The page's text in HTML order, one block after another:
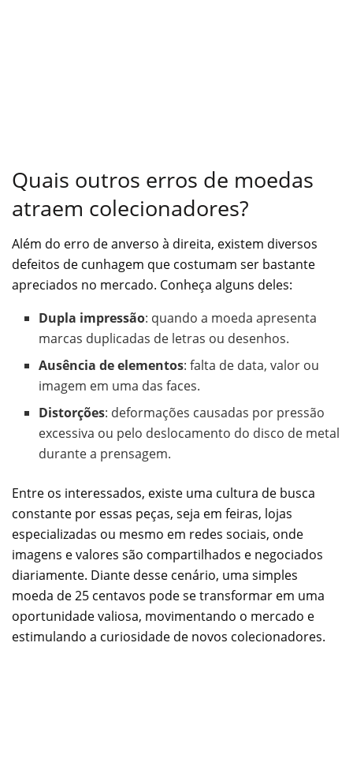
Quais outros erros de moedas
atraem colecionadores?
Além do erro de anverso à direita, existem diversos
defeitos de cunhagem que costumam ser bastante
apreciados no mercado. Conheça alguns deles:
Dupla impressão: quando a moeda apresenta
marcas duplicadas de letras ou desenhos.
Ausência de elementos: falta de data, valor ou
imagem em uma das faces.
Distorções: deformações causadas por pressão
excessiva ou pelo deslocamento do disco de metal
durante a prensagem.
Entre os interessados, existe uma cultura de busca
constante por essas peças, seja em feiras, lojas
especializadas ou mesmo em redes sociais, onde
imagens e valores são compartilhados e negociados
diariamente. Diante desse cenário, uma simples
moeda de 25 centavos pode se transformar em uma
oportunidade valiosa, movimentando o mercado e
estimulando a curiosidade de novos colecionadores.